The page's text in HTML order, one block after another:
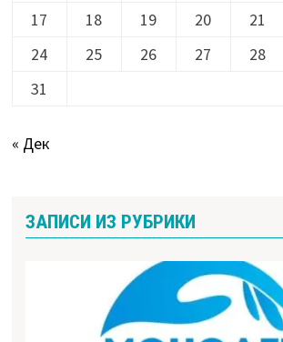
17
18 19 20 21
24
25 26 27 28
31
« Дек
ЗАПИСИ ИЗ РУБРИКИ